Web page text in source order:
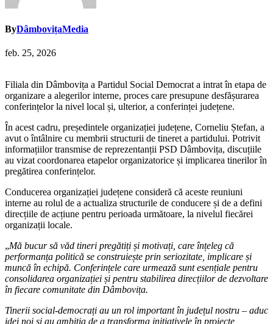
ByDâmbovițaMedia
feb. 25, 2026
Filiala din Dâmbovița a Partidul Social Democrata intrat în etapa de
organizare a alegerilor interne, proces care presupune desfășurarea
conferințelor la nivel local și, ulterior, a conferinței județene.
În acest cadru, președintele organizației județene, Corneliu Ștefan, a
avut o întâlnire cu membrii structurii de tineret a partidului. Potrivit
informațiilor transmise de reprezentanții PSD Dâmbovița, discuțiile
au vizat coordonarea etapelor organizatorice și implicarea tinerilor în
pregătirea conferințelor.
Conducerea organizației județene consideră că aceste reuniuni
interne au rolul de a actualiza structurile de conducere și de a defini
direcțiile de acțiune pentru perioada următoare, la nivelul fiecărei
organizații locale.
„Mă bucur să văd tineri pregătiți și motivați, care înțeleg că
performanța politică se construiește prin seriozitate, implicare și
muncă în echipă. Conferințele care urmează sunt esențiale pentru
consolidarea organizației și pentru stabilirea direcțiilor de dezvoltare
în fiecare comunitate din Dâmbovița.
Tinerii social-democrați au un rol important în județul nostru – aduc
idei noi și au ambiția de a transforma inițiativele în proiecte